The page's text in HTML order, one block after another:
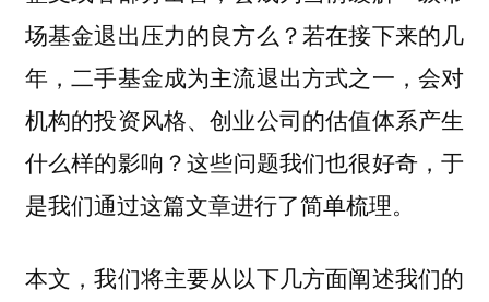
场基金退出压力的良方么？若在接下来的几
年，二手基金成为主流退出方式之一，会对
机构的投资风格、创业公司的估值体系产生
什么样的影响？这些问题我们也很好奇，于
是我们通过这篇文章进行了简单梳理。
本文，我们将主要从以下几方面阐述我们的